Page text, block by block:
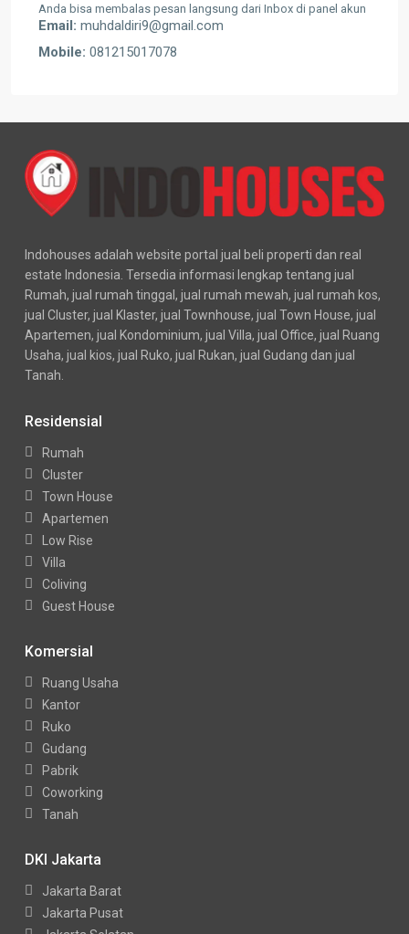
Anda bisa membalas pesan langsung dari Inbox di panel akun
Email: muhdaldiri9@gmail.com
Mobile: 081215017078
Indohouses adalah website portal jual beli properti dan real
estate Indonesia. Tersedia informasi lengkap tentang jual
Rumah, jual rumah tinggal, jual rumah mewah, jual rumah kos,
jual Cluster, jual Klaster, jual Townhouse, jual Town House, jual
Apartemen, jual Kondominium, jual Villa, jual Office, jual Ruang
Usaha, jual kios, jual Ruko, jual Rukan, jual Gudang dan jual
Tanah.
Residensial
Rumah
Cluster
Town House
Apartemen
Low Rise
Villa
Coliving
Guest House
Komersial
Ruang Usaha
Kantor
Ruko
Gudang
Pabrik
Coworking
Tanah
DKI Jakarta
Jakarta Barat
Jakarta Pusat